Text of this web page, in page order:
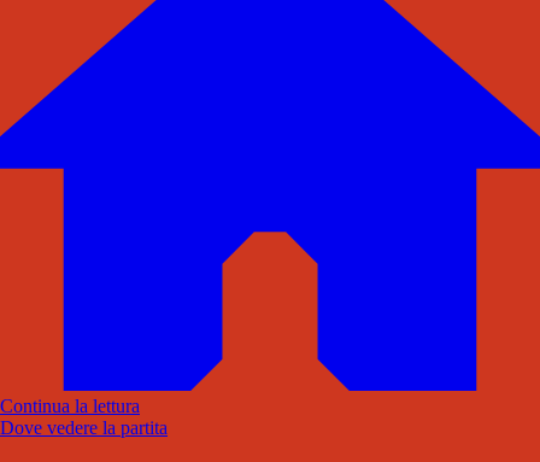
Continua la lettura
Dove vedere la partita